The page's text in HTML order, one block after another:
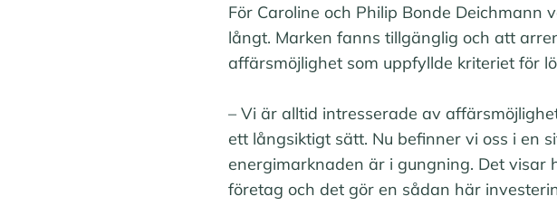
För Caroline och Philip Bonde
långt. Marken fanns tillgänglig och att
affärsmöjlighet som uppfyllde kriteriet för
– Vi är alltid intresserade av
ett långsiktigt sätt. Nu befinner vi oss i en
energimarknaden är i gungning. Det visar
företag och det gör en sådan här